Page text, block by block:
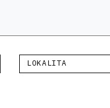
LOKALITA